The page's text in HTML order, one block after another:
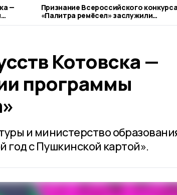
—
Признание Всероссийского
«Палитра ремёсел» заслужили
котовские мастерицы
Котовска —
программы
и министерство
год с Пушкинской картой».